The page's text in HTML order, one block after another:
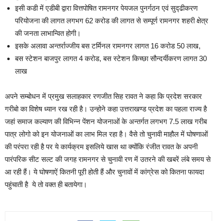
इसी कडी में एडीबी द्वारा वित्तपोषित रामनगर पेयजल पुनर्गठन एवं सुद्ढीकरण
परियोजना की लागत लगभग 62 करोड की लागत से सम्पूर्ण रामनगर शहरी क्षेत्र
की जनता लाभान्वित होगी।
इसके अलावा अन्तर्राज्जीय बस टर्मिनल रामनगर लागत 16 करोड 50 लाख,
बस स्टेशन बाजपुर लागत 4 करोड, बस स्टेशन किच्छा सौन्दर्यीकरण लागत 30
लाख
अपने सम्बोधन में प्रमुख सलाहकार रणजीत सिह रावत ने कहा कि प्रदेश सरकार
गरीबो का विशेष ध्यान रख रही है। उन्होने कहा उत्तराखण्ड प्रदेश का पहला राज्य है
जहां समाज कल्याण की विभिन्न पेंशन योजनाओं के अन्तर्गत लगभग 7.5 लाख गरीब
पात्र लोगो को इन योजनाओं का लाभ मिल रहा है। वैसे तो चुनावी माहौल में घोषणाओं
की परंपरा रही है पर ये कार्यक्रम इसलिये खास था क्योंकि रंजीत रावत के अपनी
पारंपरिक सीट सल्ट की जगह रामनगर से चुनावी रण में उतरने की खबरें लंबे समय से
आ रही हैं। ये घोषणाऐं कितनी पूरी होती हैं और चुनावों में कांग्रेस को कितना फायदा
पहुंचाती है ये तो वक्त ही बतायेगा।